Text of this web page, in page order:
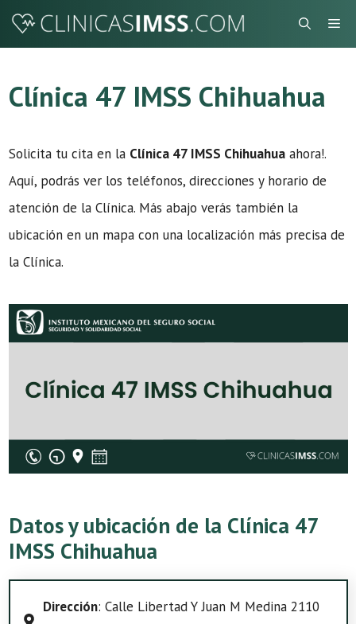
Saltar
Clínica 47 IMSS Chihuahua
Solicita tu cita en la Clínica 47 IMSS Chihuahua ahora!.
Aquí, podrás ver los teléfonos, direcciones y horario de
atención de la Clínica. Más abajo verás también la
ubicación en un mapa con una localización más precisa de
la Clínica.
Datos y ubicación de la Clínica 47
IMSS Chihuahua
Dirección: Calle Libertad Y Juan M Medina 2110